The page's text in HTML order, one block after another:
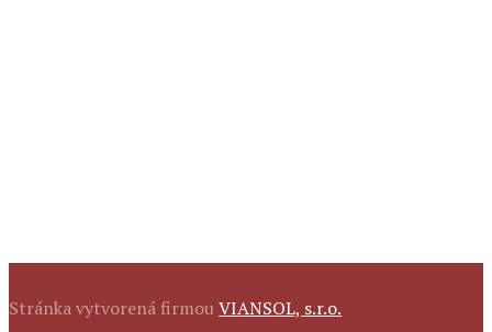
Stránka vytvorená firmou VIANSOL, s.r.o.